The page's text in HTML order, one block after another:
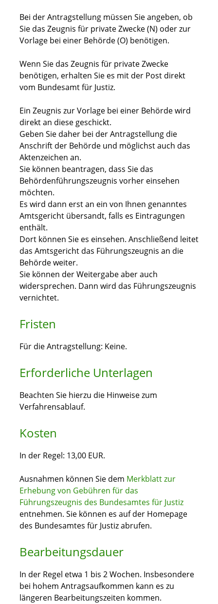
Bei der Antragstellung müssen Sie angeben, ob
Sie das Zeugnis für private Zwecke (N) oder zur
Vorlage bei einer Behörde (O) benötigen.
Wenn Sie das Zeugnis für private Zwecke
benötigen, erhalten Sie es mit der Post direkt
vom Bundesamt für Justiz.
Ein Zeugnis zur Vorlage bei einer Behörde wird
direkt an diese geschickt.
Geben Sie daher bei der Antragstellung die
Anschrift der Behörde und möglichst auch das
Aktenzeichen an.
Sie können beantragen, dass Sie das
Behördenführungszeugnis vorher einsehen
möchten.
Es wird dann erst an ein von Ihnen genanntes
Amtsgericht übersandt, falls es Eintragungen
enthält.
Dort können Sie es einsehen. Anschließend leitet
das Amtsgericht das Führungszeugnis an die
Behörde weiter.
Sie können der Weitergabe aber auch
widersprechen. Dann wird das Führungszeugnis
vernichtet.
Fristen
Für die Antragstellung: Keine.
Erforderliche Unterlagen
Beachten Sie hierzu die Hinweise zum
Verfahrensablauf.
Kosten
In der Regel: 13,00 EUR.
Ausnahmen können Sie dem Merkblatt zur
Erhebung von Gebühren für das
Führungszeugnis des Bundesamtes für Justiz
entnehmen. Sie können es auf der Homepage
des Bundesamtes für Justiz abrufen.
Bearbeitungsdauer
In der Regel etwa 1 bis 2 Wochen. Insbesondere
bei hohem Antragsaufkommen kann es zu
längeren Bearbeitungszeiten kommen.